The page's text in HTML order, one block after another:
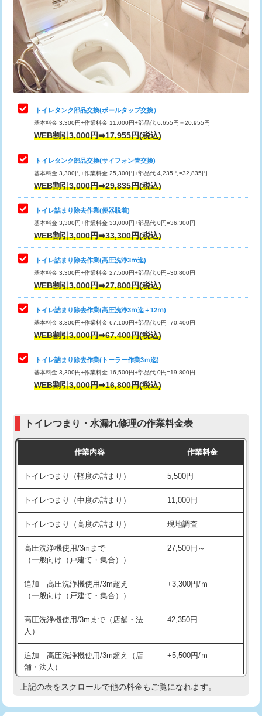
トイレタンク部品交換(ボールタップ交換）
基本料金 3,300円+作業料金 11,000円+部品代 6,655円＝20,955円
WEB割引3,000円➡17,955円(税込)
トイレタンク部品交換(サイフォン管交換)
基本料金 3,300円+作業料金 25,300円+部品代 4,235円=32,835円
WEB割引3,000円➡29,835円(税込)
トイレ詰まり除去作業(便器脱着)
基本料金 3,300円+作業料金 33,000円+部品代 0円=36,300円
WEB割引3,000円➡33,300円(税込)
トイレ詰まり除去作業(高圧洗浄3ⅿ迄)
基本料金 3,300円+作業料金 27,500円+部品代 0円=30,800円
WEB割引3,000円➡27,800円(税込)
トイレ詰まり除去作業(高圧洗浄3ⅿ迄＋12ⅿ)
基本料金 3,300円+作業料金 67,100円+部品代 0円=70,400円
WEB割引3,000円➡67,400円(税込)
トイレ詰まり除去作業(トーラー作業3ｍ迄)
基本料金 3,300円+作業料金 16,500円+部品代 0円=19,800円
WEB割引3,000円➡16,800円(税込)
トイレつまり・水漏れ修理の作業料金表
作業内容 作業料金
トイレつまり（軽度の詰まり） 5,500円
トイレつまり（中度の詰まり） 11,000円
トイレつまり（高度の詰まり） 現地調査
高圧洗浄機使用/3mまで
（一般向け（戸建て・集合））
27,500円～
追加 高圧洗浄機使用/3m超え
（一般向け（戸建て・集合））
+3,300円/ｍ
高圧洗浄機使用/3mまで（店舗・法
人）
42,350円
追加 高圧洗浄機使用/3m超え（店
舗・法人）
+5,500円/ｍ
高度高圧洗浄換 現地調査
上記の表をスクロールで他の料金もご覧になれます。